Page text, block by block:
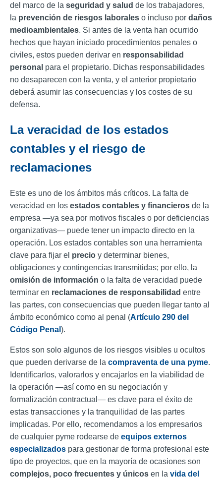
del marco de la seguridad y salud de los trabajadores,
la prevención de riesgos laborales o incluso por daños
medioambientales. Si antes de la venta han ocurrido
hechos que hayan iniciado procedimientos penales o
civiles, estos pueden derivar en responsabilidad
personal para el propietario. Dichas responsabilidades
no desaparecen con la venta, y el anterior propietario
deberá asumir las consecuencias y los costes de su
defensa.
La veracidad de los estados
contables y el riesgo de
reclamaciones
Este es uno de los ámbitos más críticos. La falta de
veracidad en los estados contables y financieros de la
empresa —ya sea por motivos fiscales o por deficiencias
organizativas— puede tener un impacto directo en la
operación. Los estados contables son una herramienta
clave para fijar el precio y determinar bienes,
obligaciones y contingencias transmitidas; por ello, la
omisión de información o la falta de veracidad puede
terminar en reclamaciones de responsabilidad entre
las partes, con consecuencias que pueden llegar tanto al
ámbito económico como al penal (Artículo 290 del
Código Penal ).
Estos son solo algunos de los riesgos visibles u ocultos
que pueden derivarse de la compraventa de una pyme.
Identificarlos, valorarlos y encajarlos en la viabilidad de
la operación —así como en su negociación y
formalización contractual— es clave para el éxito de
estas transacciones y la tranquilidad de las partes
implicadas. Por ello, recomendamos a los empresarios
de cualquier pyme rodearse de equipos externos
especializados para gestionar de forma profesional este
tipo de proyectos, que en la mayoría de ocasiones son
complejos, poco frecuentes y únicos en la vida del